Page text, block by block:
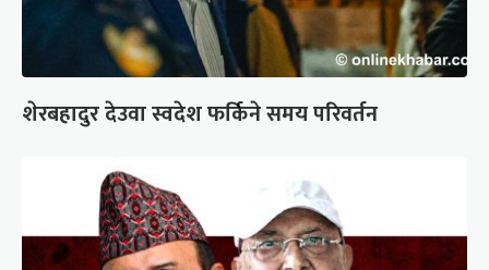
शेरबहादुर देउवा स्वदेश फर्किने समय परिवर्तन